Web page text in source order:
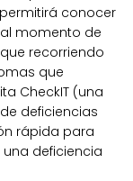
conocer
momento de
recorriendo
que
CheckIT (una
deficiencias
rápida para
deficiencia